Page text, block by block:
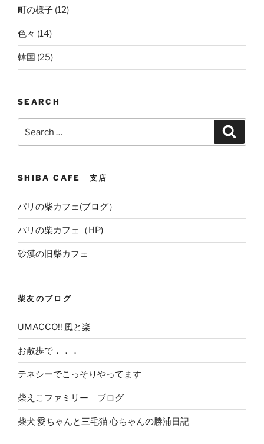
町の様子 (12)
色々 (14)
韓国 (25)
SEARCH
SHIBA CAFE 支店
パリの柴カフェ(ブログ）
パリの柴カフェ（HP)
砂漠の旧柴カフェ
柴友のブログ
UMACCO!! 風と楽
お散歩で．．．
テネシーでこっそりやってます
柴えこファミリー ブログ
柴犬 愛ちゃんと三毛猫 心ちゃんの勝浦日記